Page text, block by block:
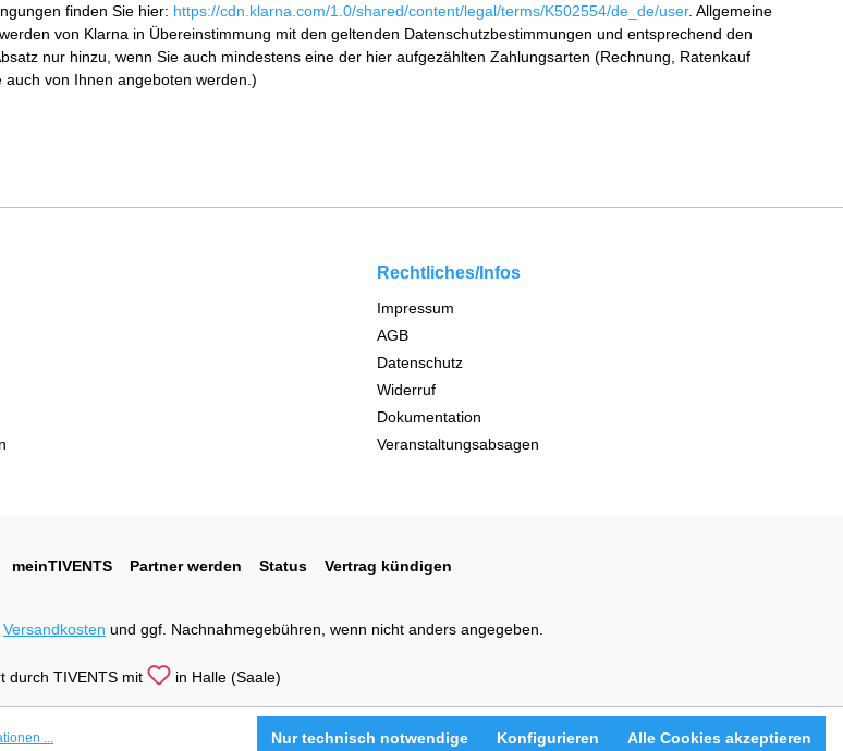
finden Sie hier: https://cdn.klarna.com/1.0/shared/content/legal/terms/K502554/de_de/user. Allgemeine
von Klarna in Übereinstimmung mit den geltenden Datenschutzbestimmungen und entsprechend den
nur hinzu, wenn Sie auch mindestens eine der hier aufgezählten Zahlungsarten (Rechnung, Ratenkauf
von Ihnen angeboten werden.)
Rechtliches/Infos
Impressum
AGB
Datenschutz
Widerruf
Dokumentation
Veranstaltungsabsagen
meinTIVENTS Partner werden Status Vertrag kündigen
Versandkosten und ggf. Nachnahmegebühren, wenn nicht anders angegeben.
durch TIVENTS mit in Halle (Saale)
... Nur technisch notwendige Konfigurieren Alle Cookies akzeptieren